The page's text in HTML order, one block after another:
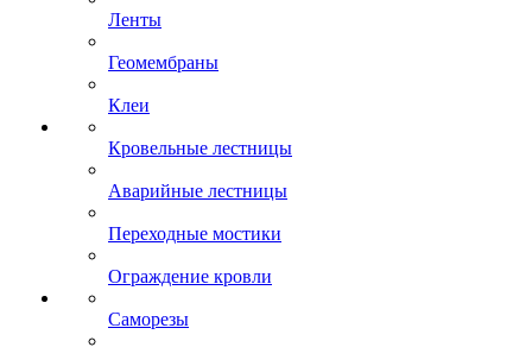
Ленты
Геомембраны
Клеи
Кровельные лестницы
Аварийные лестницы
Переходные мостики
Ограждение кровли
Саморезы